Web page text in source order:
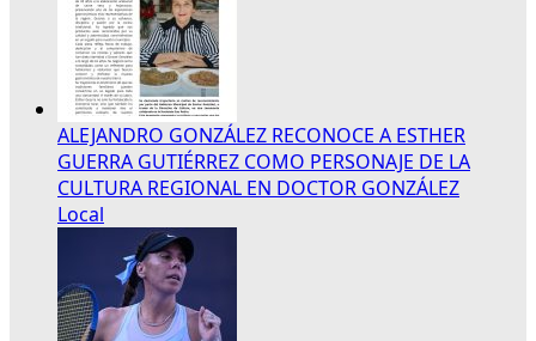
ALEJANDRO GONZÁLEZ RECONOCE A ESTHER
GUERRA GUTIÉRREZ COMO PERSONAJE DE LA
CULTURA REGIONAL EN DOCTOR GONZÁLEZ
Local